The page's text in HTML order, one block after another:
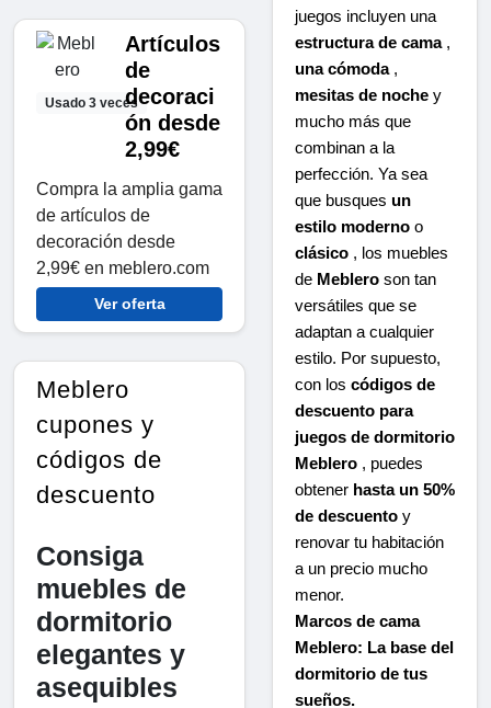
Usado 3 veces
Artículos
de
decoraci
ón desde
2,99€
Compra la amplia gama
de artículos de
decoración desde
2,99€ en meblero.com
Ver oferta
Meblero
cupones y
códigos de
descuento
Consiga
muebles de
dormitorio
elegantes y
asequibles
juegos incluyen una
estructura de cama,
una cómoda,
mesitas de noche y
mucho más que
combinan a la
perfección. Ya sea
que busques un
estilo moderno o
clásico , los muebles
de Meblero son tan
versátiles que se
adaptan a cualquier
estilo. Por supuesto,
con los códigos de
descuento para
juegos de dormitorio
Meblero , puedes
obtener hasta un 50%
de descuento y
renovar tu habitación
a un precio mucho
menor.
Marcos de cama
Meblero: La base del
dormitorio de tus
sueños.